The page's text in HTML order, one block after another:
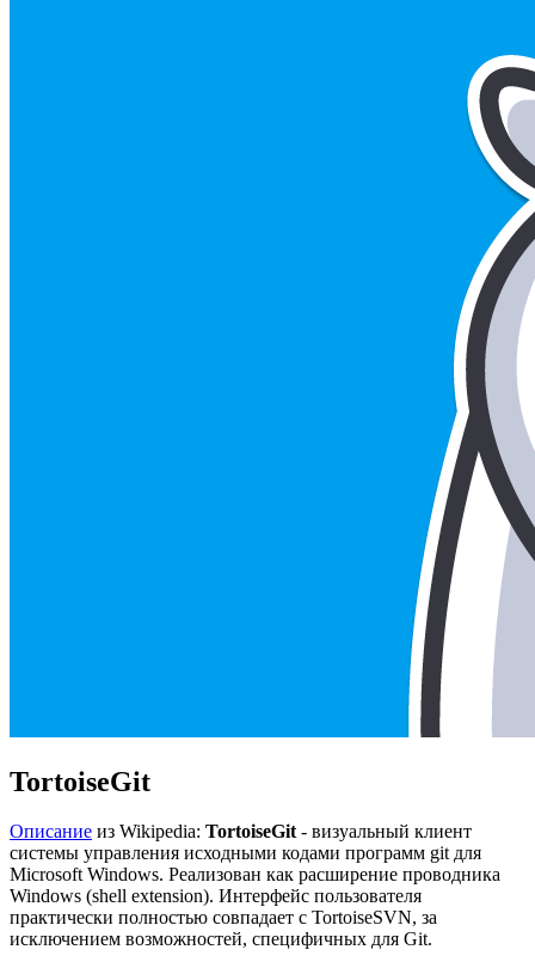
TortoiseGit
Описание из Wikipedia: TortoiseGit- визуальный клиент
системы управления исходными кодами программ git для
Microsoft Windows. Реализован как расширение проводника
Windows (shell extension). Интерфейс пользователя
практически полностью совпадает с TortoiseSVN, за
исключением возможностей, специфичных для Git.